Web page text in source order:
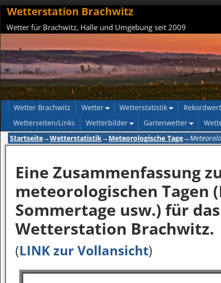
Wetterstation Brachwitz
Wetter für Brachwitz, Halle und Umgebung seit 2009
Wetter Brachwitz Wetter Wetterstatistik
Wetterseiten/Links
Wetterbilder Gartenwetter
Startseite→Wetterstatistik→ Meteorologische Tage→
Eine Zusammenfassung
meteorologischen Tagen
Sommertage usw.) für
Wetterstation Brachwitz.
(LINK zur Vollansicht)